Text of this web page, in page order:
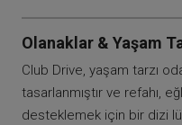
Olanaklar & Yaşam
Club Drive, yaşam tarzı
tasarlanmıştır ve refahı,
desteklemek için bir dizi